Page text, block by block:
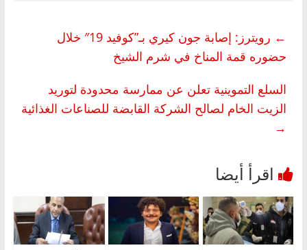
←
رويترز: إصابة جون كيري بـ”كوفيد 19″ خلال
حضوره قمة المناخ في شرم الشيخ
السلع التموينية تعلن عن ممارسة محدودة لتوريد
الزيت الخام لصالح الشركة القابضة للصناعات الغذائية
→